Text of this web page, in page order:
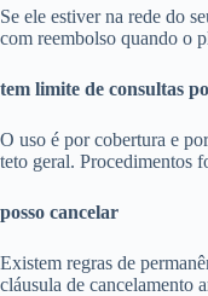
Se ele estiver na rede do
com reembolso quando o
tem limite de consultas
O uso é por cobertura e
teto geral. Procedimentos
posso cancelar
Existem regras de
cláusula de cancelamento